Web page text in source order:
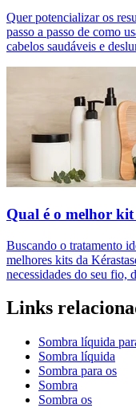
Quer potencializar os
passo a passo de como
cabelos saudáveis e
Qual é o melhor kit
Buscando o tratamento
melhores kits da
necessidades do seu fio,
Links
Sombra líquida
Sombra líquida
Sombra para os
Sombra
Sombra os